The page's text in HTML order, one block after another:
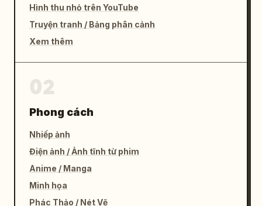
Hình thu nhỏ trên YouTube
Truyện tranh / Bảng phân cảnh
Xem thêm
Phong cách
Nhiếp ảnh
Điện ảnh / Ảnh tĩnh từ phim
Anime / Manga
Minh họa
Phác Thảo / Nét Vẽ